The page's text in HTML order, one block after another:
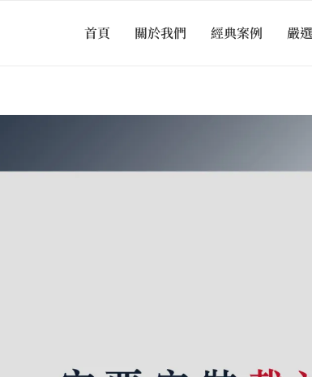
首頁 關於我們 經典案例 嚴